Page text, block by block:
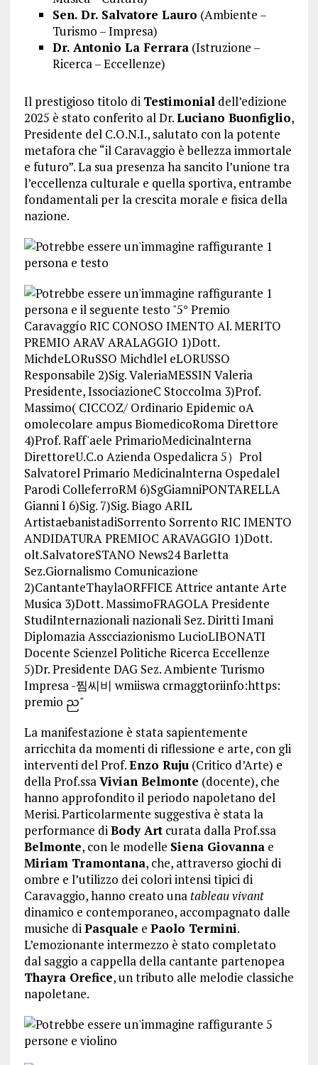
Sen. Dr. Salvatore Lauro (Ambiente –
Turismo – Impresa)
Dr. Antonio La Ferrara(Istruzione –
Ricerca – Eccellenze)
Il prestigioso titolo di Testimonialdell’edizione
2025 è stato conferito al Dr.Luciano Buonfiglio,
Presidente del C.O.N.I., salutato con la potente
metafora che “il Caravaggio è bellezza immortale
e futuro”. La sua presenza ha sancito l’unione tra
l’eccellenza culturale e quella sportiva, entrambe
fondamentali per la crescita morale e fisica della
nazione.
La manifestazione è stata sapientemente
arricchita da momenti di riflessione e arte, con gli
interventi del Prof.Enzo Ruju(Critico d’Arte) e
della Prof.ssaVivian Belmonte (docente), che
hanno approfondito il periodo napoletano del
Merisi. Particolarmente suggestiva è stata la
performance diBody Artcurata dalla Prof.ssa
Belmonte, con le modelle Siena Giovannae
Miriam Tramontana, che, attraverso giochi di
ombre e l’utilizzo dei colori intensi tipici di
Caravaggio, hanno creato una tableau vivant
dinamico e contemporaneo, accompagnato dalle
musiche diPasquale e Paolo Termini.
L’emozionante intermezzo è stato completato
dal saggio a cappella della cantante partenopea
Thayra Orefice, un tributo alle melodie classiche
napoletane.